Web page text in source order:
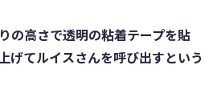
の高さで透明の粘着テープを貼
げてルイスさんを呼び出すという